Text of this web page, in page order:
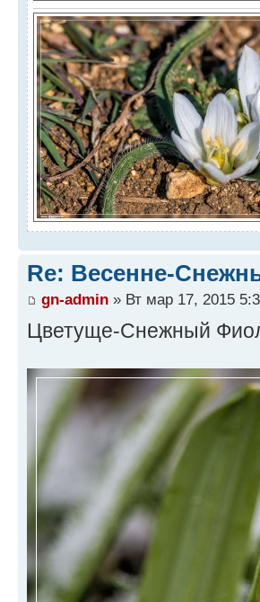
Re: Весенне-
gn-admin » Вт мар 17, 2015
Цветуще-Снежный